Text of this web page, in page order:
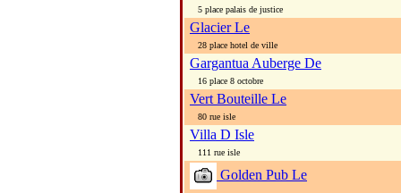
5 place palais de justice
Glacier Le
28 place hotel de ville
Gargantua Auberge De
16 place 8 octobre
Vert Bouteille Le
80 rue isle
Villa D Isle
111 rue isle
Golden Pub Le